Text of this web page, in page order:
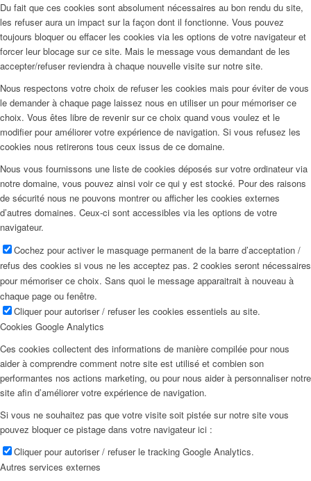
Du fait que ces cookies sont absolument nécessaires au bon rendu du site,
les refuser aura un impact sur la façon dont il fonctionne. Vous pouvez
toujours bloquer ou effacer les cookies via les options de votre navigateur et
forcer leur blocage sur ce site. Mais le message vous demandant de les
accepter/refuser reviendra à chaque nouvelle visite sur notre site.
Nous respectons votre choix de refuser les cookies mais pour éviter de vous
le demander à chaque page laissez nous en utiliser un pour mémoriser ce
choix. Vous êtes libre de revenir sur ce choix quand vous voulez et le
modifier pour améliorer votre expérience de navigation. Si vous refusez les
cookies nous retirerons tous ceux issus de ce domaine.
Nous vous fournissons une liste de cookies déposés sur votre ordinateur via
notre domaine, vous pouvez ainsi voir ce qui y est stocké. Pour des raisons
de sécurité nous ne pouvons montrer ou afficher les cookies externes
d’autres domaines. Ceux-ci sont accessibles via les options de votre
navigateur.
Cochez pour activer le masquage permanent de la barre d’acceptation /
refus des cookies si vous ne les acceptez pas. 2 cookies seront nécessaires
pour mémoriser ce choix. Sans quoi le message apparaitrait à nouveau à
chaque page ou fenêtre.
Cliquer pour autoriser / refuser les cookies essentiels au site.
Cookies Google Analytics
Ces cookies collectent des informations de manière compilée pour nous
aider à comprendre comment notre site est utilisé et combien son
performantes nos actions marketing, ou pour nous aider à personnaliser notre
site afin d’améliorer votre expérience de navigation.
Si vous ne souhaitez pas que votre visite soit pistée sur notre site vous
pouvez bloquer ce pistage dans votre navigateur ici :
Cliquer pour autoriser / refuser le tracking Google Analytics.
Autres services externes